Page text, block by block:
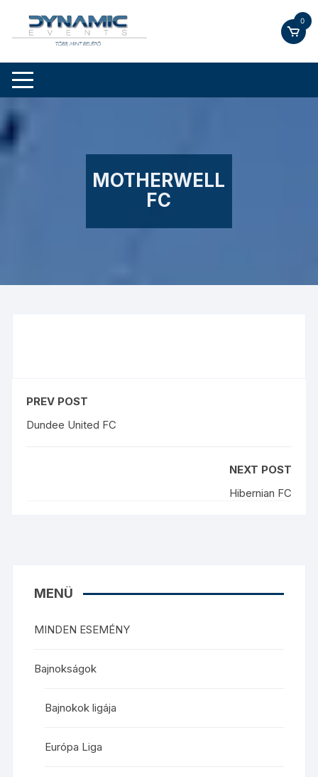
content
0
MOTHERWELL
FC
PREV POST
Dundee United FC
NEXT POST
Hibernian FC
MENÜ
MINDEN ESEMÉNY
Bajnokságok
Bajnokok ligája
Európa Liga